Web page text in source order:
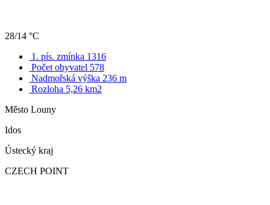
28/14 °C
1. pís. zmínka 1316
Počet obyvatel 578
Nadmořská výška 236 m
Rozloha 5,26 km2
Město Louny
Idos
Ústecký kraj
CZECH POINT